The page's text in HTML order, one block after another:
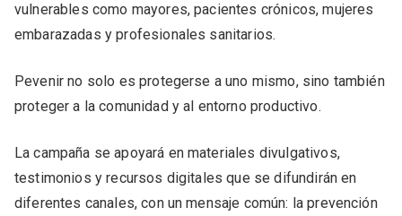
vulnerables como mayores, pacientes crónicos, mujeres
embarazadas y profesionales sanitarios.
Pevenir no solo es protegerse a uno mismo, sino también
proteger a la comunidad y al entorno productivo.
La campaña se apoyará en materiales divulgativos,
testimonios y recursos digitales que se difundirán en
diferentes canales, con un mensaje común: la prevención